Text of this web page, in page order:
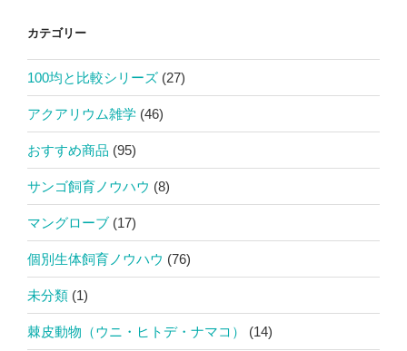
カテゴリー
100均と比較シリーズ (27)
アクアリウム雑学 (46)
おすすめ商品 (95)
サンゴ飼育ノウハウ (8)
マングローブ (17)
個別生体飼育ノウハウ (76)
未分類 (1)
棘皮動物（ウニ・ヒトデ・ナマコ） (14)